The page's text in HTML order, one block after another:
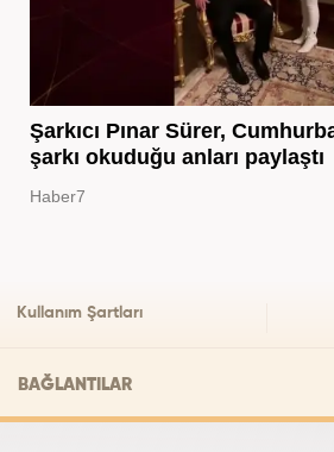
Şarkıcı Pınar Sürer,
şarkı okuduğu anları paylaştı
Haber7
Kullanım Şartları
BAĞLANTILAR